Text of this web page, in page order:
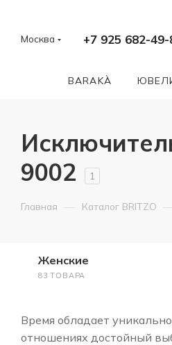
Москва +7 925 682-49-
BARAKÀ
9002
1
Главная — Каталог BRITZO
Женские
83 ТОВАРА
Время обладает
отношениях достойный